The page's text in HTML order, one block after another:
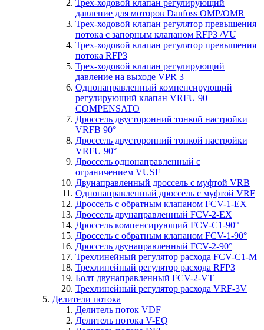
Трех-ходовой клапан регулирующий
давление для моторов Danfoss OMP/OMR
Трех-ходовой клапан регулятор превышения
потока с запорным клапаном RFP3 /VU
Трех-ходовой клапан регулятор превышения
потока RFP3
Трех-ходовой клапан регулирующий
давление на выходе VPR 3
Однонаправленный компенсирующий
регулирующий клапан VRFU 90
COMPENSATO
Дроссель двусторонний тонкой настройки
VRFB 90°
Дроссель двусторонний тонкой настройки
VRFU 90°
Дроссель однонаправленный с
ограничением VUSF
Двунаправленный дроссель с муфтой VRB
Однонаправленный дроссель с муфтой VRF
Дроссель с обратным клапаном FCV-1-EX
Дроссель двунаправленный FCV-2-EX
Дроссель компенсирующий FCV-C1-90°
Дроссель с обратным клапаном FCV-1-90°
Дроссель двунаправленный FCV-2-90°
Трехлинейный регулятор расхода FCV-C1-M
Трехлинейный регулятор расхода RFP3
Болт двунаправленный FCV-2-VT
Трехлинейный регулятор расхода VRF-3V
Делители потока
Делитель поток VDF
Делитель потока V-EQ